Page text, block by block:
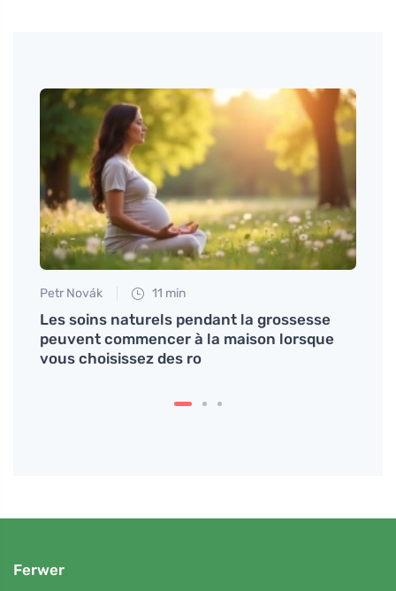
Petr Novák 11 min
Les soins naturels pendant la grossesse
peuvent commencer à la maison lorsque
vous choisissez des ro
Ferwer